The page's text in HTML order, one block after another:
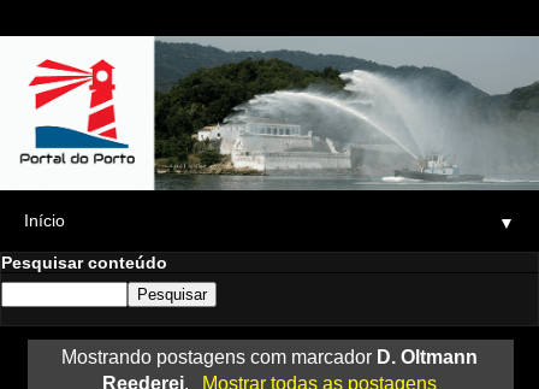
▼
Pesquisar conteúdo
Mostrando postagens com marcador D. Oltmann
Reederei. Mostrar todas as postagens